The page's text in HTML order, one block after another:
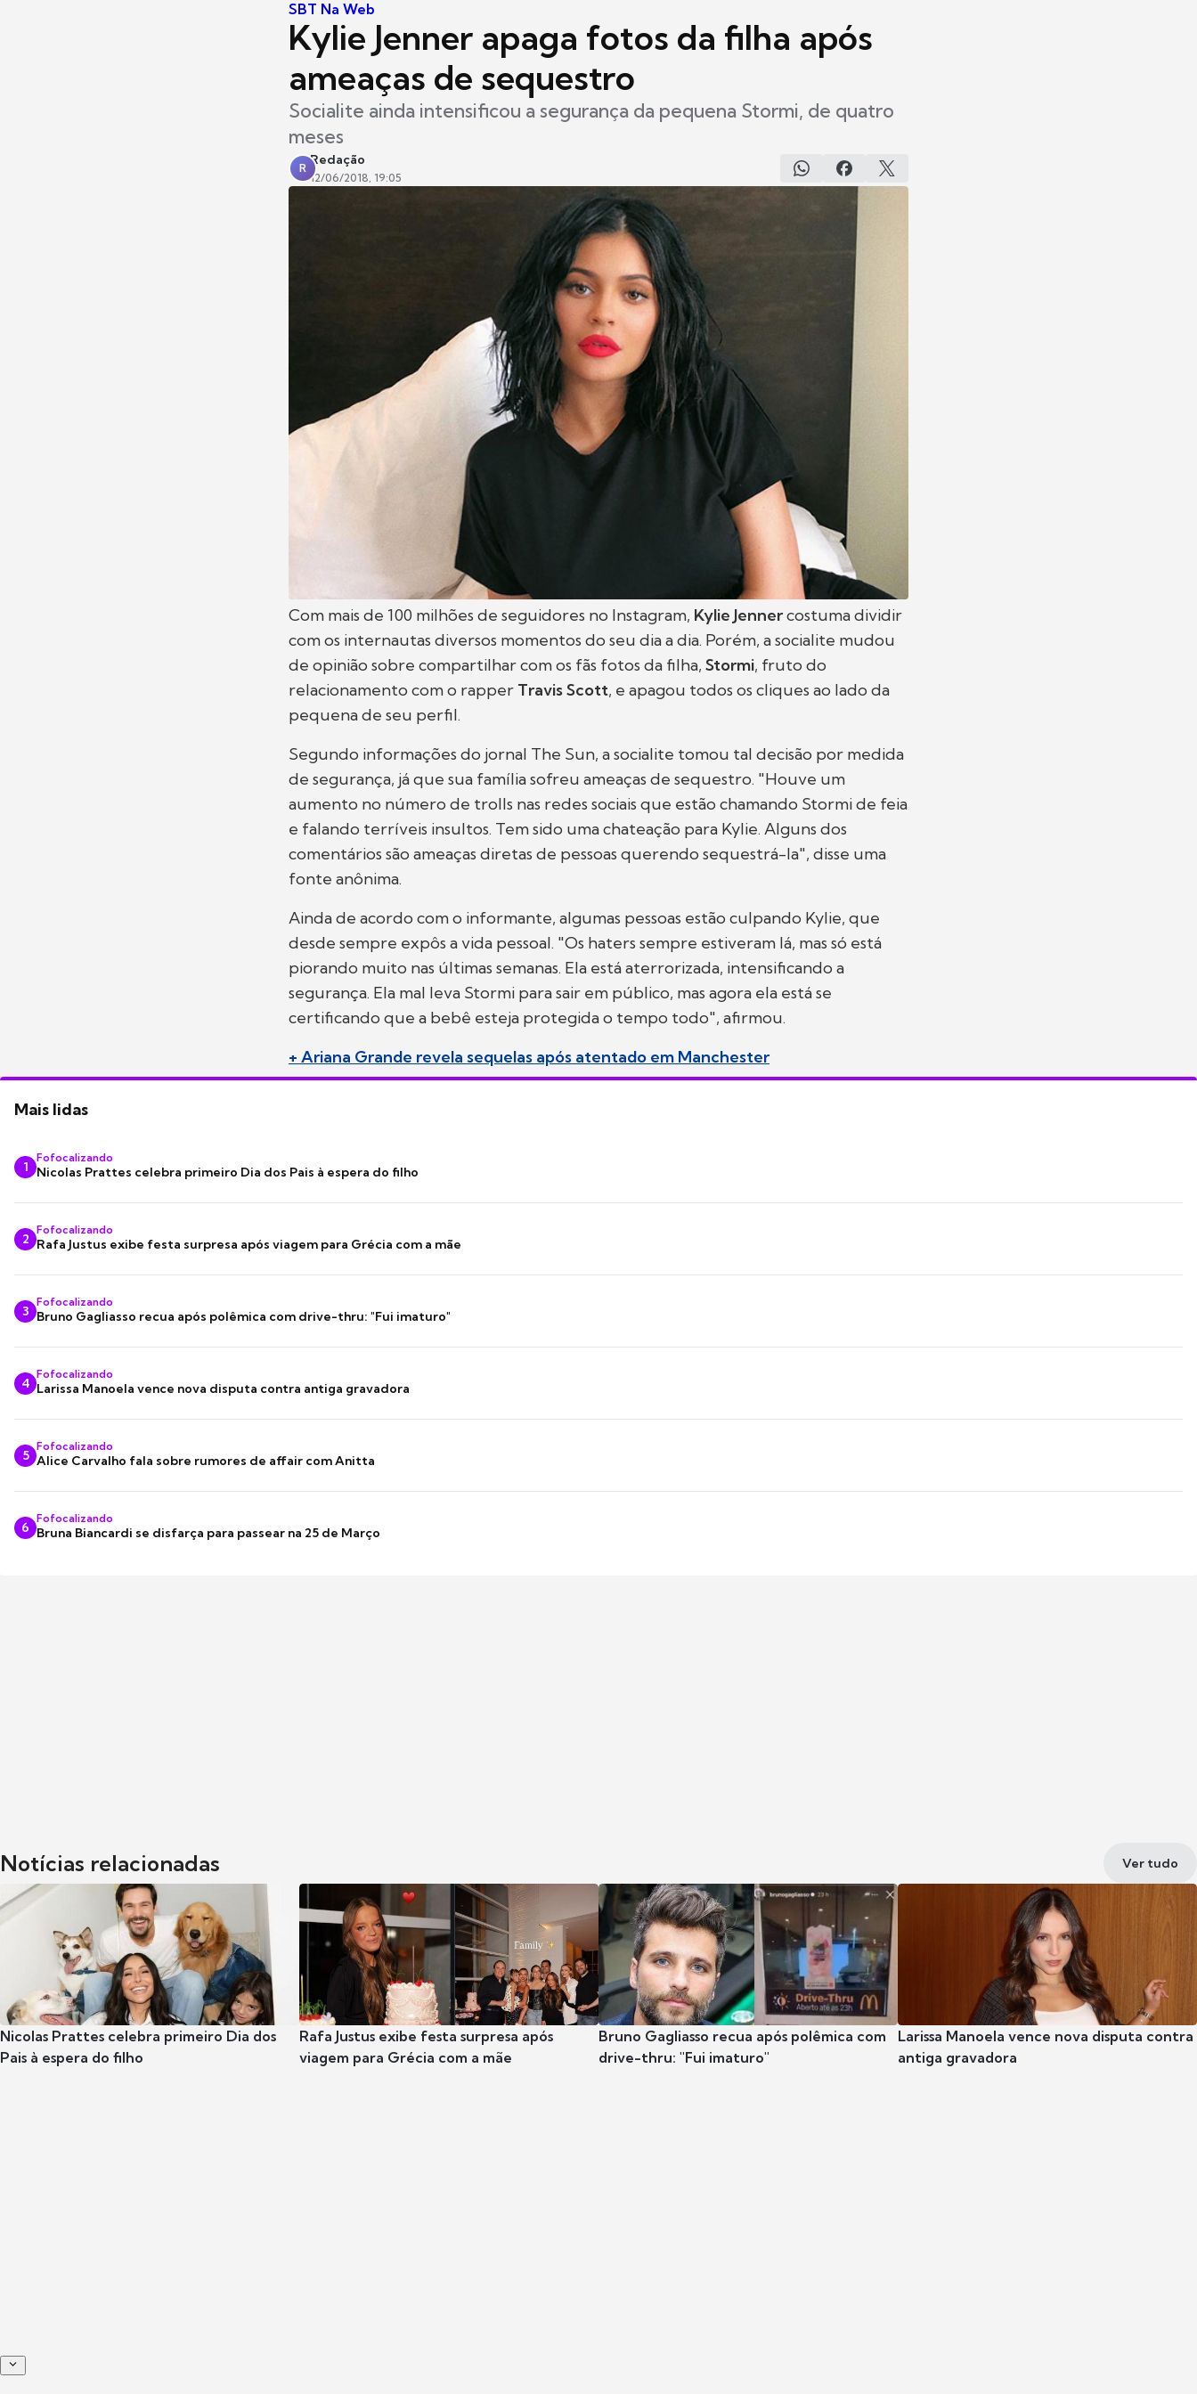
SBT Na Web
Kylie Jenner apaga fotos da filha após
ameaças de sequestro
Socialite ainda intensificou a segurança da pequena Stormi, de quatro
meses
R
Redação
12/06/2018, 19:05
Com mais de 100 milhões de seguidores no Instagram, Kylie Jennercostuma dividir
com os internautas diversos momentos do seu dia a dia. Porém, a socialite mudou
de opinião sobre compartilhar com os fãs fotos da filha, Stormi, fruto do
relacionamento com o rapper Travis Scott, e apagou todos os cliques ao lado da
pequena de seu perfil.
Segundo informações do jornal The Sun, a socialite tomou tal decisão por medida
de segurança, já que sua família sofreu ameaças de sequestro. "Houve um
aumento no número de trolls nas redes sociais que estão chamando Stormi de feia
e falando terríveis insultos. Tem sido uma chateação para Kylie. Alguns dos
comentários são ameaças diretas de pessoas querendo sequestrá-la", disse uma
fonte anônima.
Ainda de acordo com o informante, algumas pessoas estão culpando Kylie, que
desde sempre expôs a vida pessoal. "Os haters sempre estiveram lá, mas só está
piorando muito nas últimas semanas. Ela está aterrorizada, intensificando a
segurança. Ela mal leva Stormi para sair em público, mas agora ela está se
certificando que a bebê esteja protegida o tempo todo", afirmou.
+ Ariana Grande revela sequelas após atentado em Manchester
Mais lidas
1
Fofocalizando
Nicolas Prattes celebra primeiro Dia dos Pais à espera do filho
2
Fofocalizando
Rafa Justus exibe festa surpresa após viagem para Grécia com a mãe
3
Fofocalizando
Bruno Gagliasso recua após polêmica com drive-thru: "Fui imaturo"
4
Fofocalizando
Larissa Manoela vence nova disputa contra antiga gravadora
5
Fofocalizando
Alice Carvalho fala sobre rumores de affair com Anitta
6
Fofocalizando
Bruna Biancardi se disfarça para passear na 25 de Março
Notícias relacionadas Ver tudo
Nicolas Prattes celebra primeiro Dia dos
Pais à espera do filho
Rafa Justus exibe festa surpresa após
viagem para Grécia com a mãe
Bruno Gagliasso recua após polêmica com
drive-thru: "Fui imaturo"
Larissa Manoela vence nova disputa contra
antiga gravadora